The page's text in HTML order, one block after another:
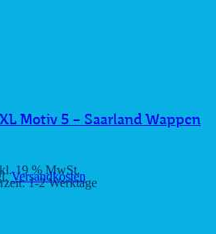
Motiv 5 – Saarland Wappen
19 % MwSt.
Versandkosten
1-2 Werktage